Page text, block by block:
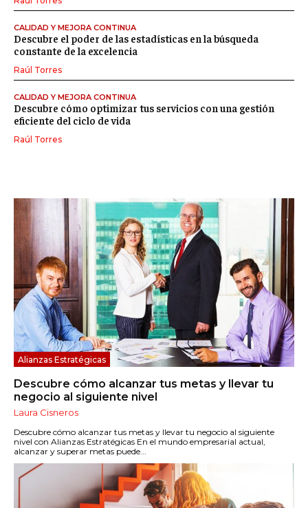
Alianzas Estratégicas
Descubre cómo alcanzar tus metas y llevar tu
negocio al siguiente nivel
Laura Cisneros
Descubre cómo alcanzar tus metas y llevar tu negocio al siguiente
nivel con Alianzas Estratégicas En el mundo empresarial actual,
alcanzar y superar metas puede...
CALIDAD Y MEJORA CONTINUA
Descubre el poder de las estadísticas en la búsqueda
constante de la excelencia
Raúl Torres
CALIDAD Y MEJORA CONTINUA
Descubre cómo optimizar tus servicios con una gestión
eficiente del ciclo de vida
Raúl Torres